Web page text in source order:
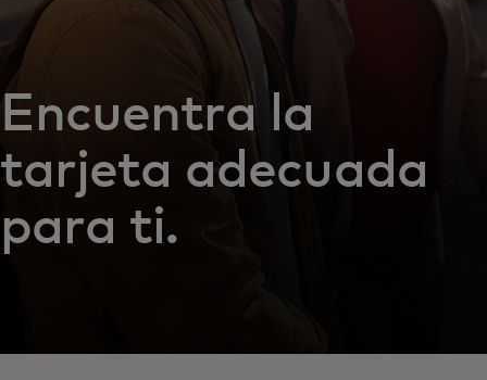
Encuentra la
tarjeta adecuada
para ti.